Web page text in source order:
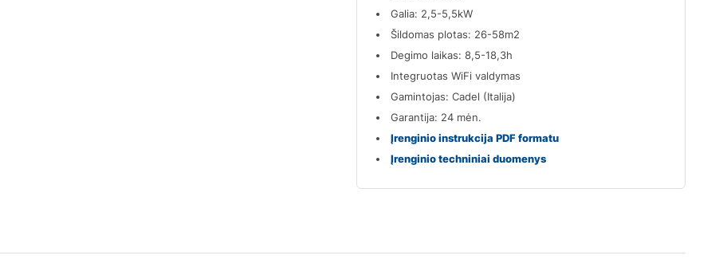
Galia: 2,5-5,5kW
Šildomas plotas: 26-58m2
Degimo laikas: 8,5-18,3h
Integruotas WiFi valdymas
Gamintojas: Cadel (Italija)
Garantija: 24 mėn.
Įrenginio instrukcija PDF formatu
Įrenginio techniniai duomenys